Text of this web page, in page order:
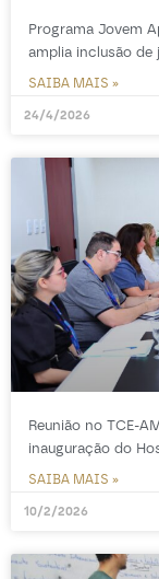
Programa Jovem
amplia inclusão de
SAIBA MAIS »
24/4/2026
Reunião no TCE-
inauguração do
SAIBA MAIS »
10/2/2026